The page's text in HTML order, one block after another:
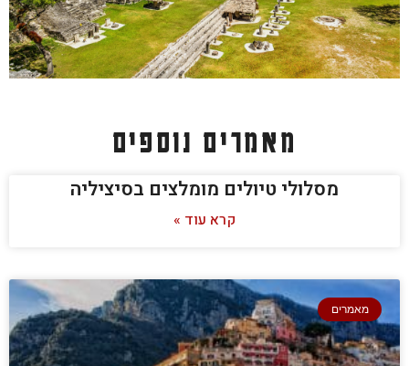
מאמרים נוספים
מסלולי טיולים מומלצים בסיציליה
קרא עוד »
מאמרים